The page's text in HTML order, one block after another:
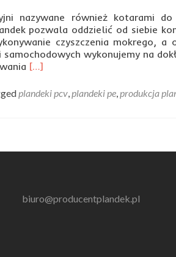
nazywane również kotarami do
pozwala oddzielić od siebie
czyszczenia mokrego, a
wykonujemy na
Read
about
Plandeki
do
[…]
plandeki pcv,plandeki pe,produkcja
biuro@producentplandek.pl